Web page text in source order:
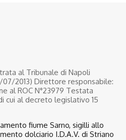
al Tribunale di Napoli
2013) Direttore responsabile:
al ROC N°23979 Testata
cui al decreto legislativo 15
fiume Sarno, sigilli allo
dolciario I.D.A.V. di Striano